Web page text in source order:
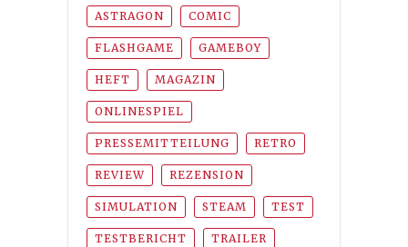
ASTRAGON COMIC
FLASHGAME GAMEBOY
HEFT MAGAZIN
ONLINESPIEL
PRESSEMITTEILUNG RETRO
REVIEW REZENSION
SIMULATION STEAM TEST
TESTBERICHT TRAILER